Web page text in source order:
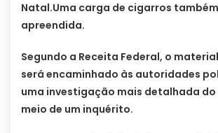
Natal.Uma carga de cigarros
apreendida.
Segundo a Receita Federal, o
será encaminhado às autoridades
uma investigação mais detalhada do
meio de um inquérito.